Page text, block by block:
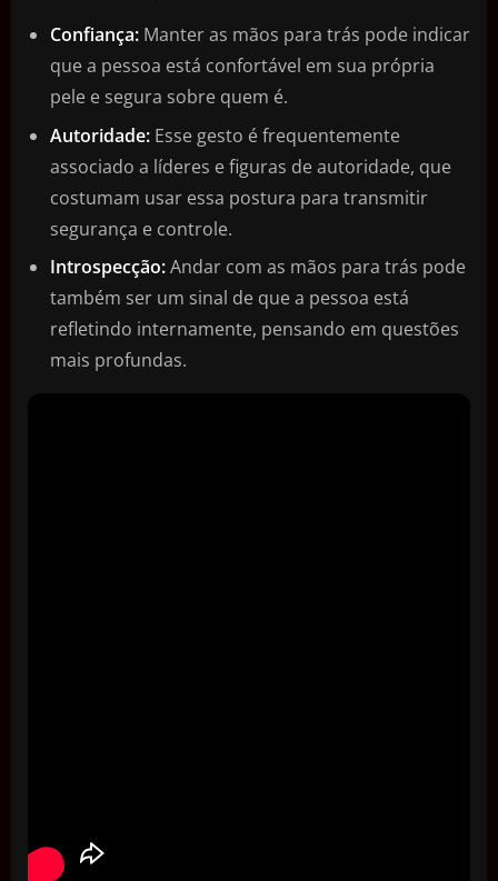
Confiança: Manter as mãos para trás pode indicar
que a pessoa está confortável em sua própria
pele e segura sobre quem é.
Autoridade: Esse gesto é frequentemente
associado a líderes e figuras de autoridade, que
costumam usar essa postura para transmitir
segurança e controle.
Introspecção:Andar com as mãos para trás pode
também ser um sinal de que a pessoa está
refletindo internamente, pensando em questões
mais profundas.